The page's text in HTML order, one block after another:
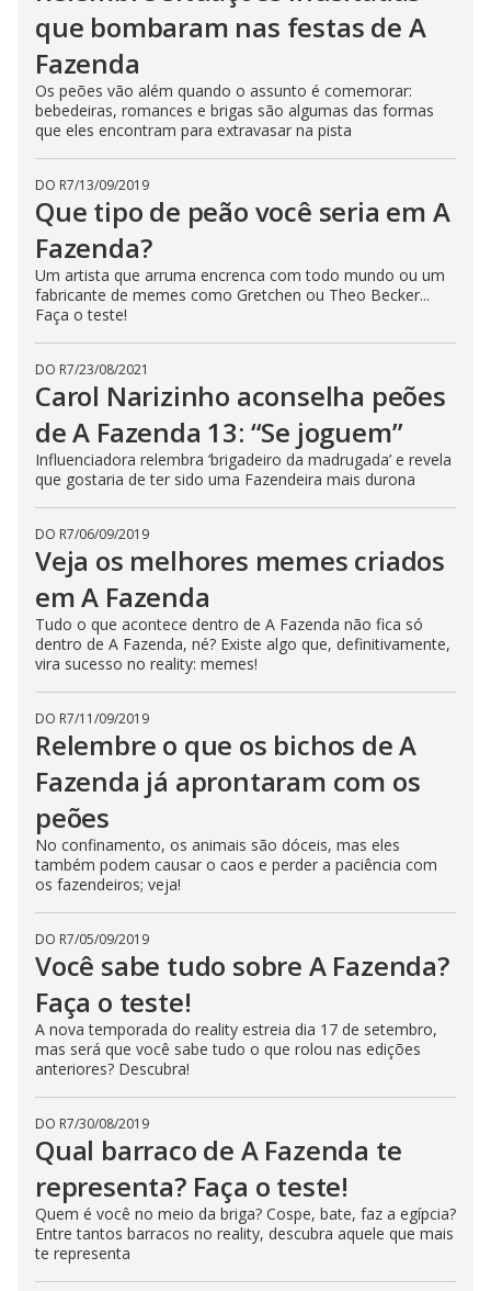
que bombaram nas festas de A
Fazenda
Os peões vão além quando o assunto é comemorar:
bebedeiras, romances e brigas são algumas das formas
que eles encontram para extravasar na pista
DO R7/13/09/2019
Que tipo de peão você seria em A
Fazenda?
Um artista que arruma encrenca com todo mundo ou um
fabricante de memes como Gretchen ou Theo Becker...
Faça o teste!
DO R7/23/08/2021
Carol Narizinho aconselha peões
de A Fazenda 13: “Se joguem”
Influenciadora relembra ‘brigadeiro da madrugada’ e revela
que gostaria de ter sido uma Fazendeira mais durona
DO R7/06/09/2019
Veja os melhores memes criados
em A Fazenda
Tudo o que acontece dentro de A Fazenda não fica só
dentro de A Fazenda, né? Existe algo que, definitivamente,
vira sucesso no reality: memes!
DO R7/11/09/2019
Relembre o que os bichos de A
Fazenda já aprontaram com os
peões
No confinamento, os animais são dóceis, mas eles
também podem causar o caos e perder a paciência com
os fazendeiros; veja!
DO R7/05/09/2019
Você sabe tudo sobre A Fazenda?
Faça o teste!
A nova temporada do reality estreia dia 17 de setembro,
mas será que você sabe tudo o que rolou nas edições
anteriores? Descubra!
DO R7/30/08/2019
Qual barraco de A Fazenda te
representa? Faça o teste!
Quem é você no meio da briga? Cospe, bate, faz a egípcia?
Entre tantos barracos no reality, descubra aquele que mais
te representa